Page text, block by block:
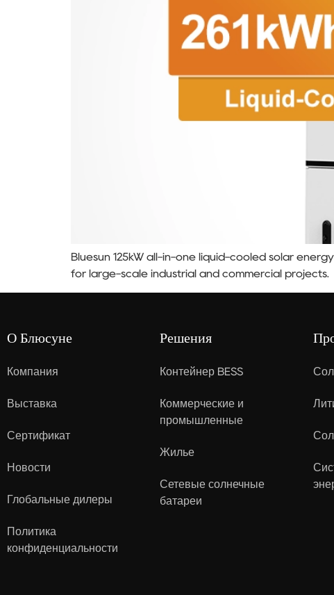
Bluesun 125kW all-in-one liquid-cooled solar
for large-scale industrial and commercial projects.
О Блюсуне
Компания
Выставка
Сертификат
Новости
Глобальные дилеры
Политика
конфиденциальности
Решения
Контейнер BESS
Коммерческие и
промышленные
Жилье
Сетевые солнечные
батареи